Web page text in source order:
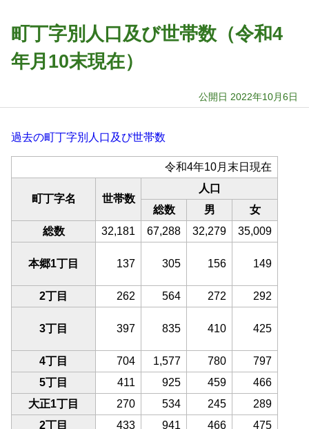
町丁字別人口及び世帯数（令和4
年月10末現在）
公開日 2022年10月6日
過去の町丁字別人口及び世帯数
令和4年10月末日現在
町丁字名 世帯数
人口
総数
男
女
総数
32,181 67,288 32,279 35,009
本郷1丁目 137 305 156 149
2丁目 262 564 272 292
3丁目 397 835 410 425
4丁目 704 1,577 780
797
5丁目
411 925 459
466
大正1丁目
270 534 245
289
2丁目
433 941 466 475